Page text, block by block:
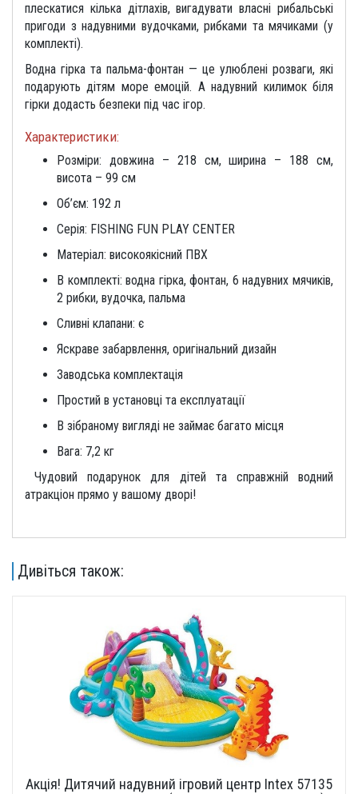
плескатися кілька дітлахів, вигадувати власні рибальські
пригоди з надувними вудочками, рибками та мячиками (у
комплекті).
Водна гірка та пальма-фонтан — це улюблені розваги, які
подарують дітям море емоцій. А надувний килимок біля
гірки додасть безпеки під час ігор.
Характеристики:
Розміри: довжина – 218 см, ширина – 188 см,
висота – 99 см
Об’єм: 192 л
Серія: FISHING FUN PLAY CENTER
Матеріал: високоякісний ПВХ
В комплекті: водна гірка, фонтан, 6 надувних мячиків,
2 рибки, вудочка, пальма
Сливні клапани: є
Яскраве забарвлення, оригінальний дизайн
Заводська комплектація
Простий в установці та експлуатації
В зібраному вигляді не займає багато місця
Вага: 7,2 кг
Чудовий подарунок для дітей та справжній водний
атракціон прямо у вашому дворі!
Дивіться також:
Акція! Дитячий надувний ігровий центр Intex 57135